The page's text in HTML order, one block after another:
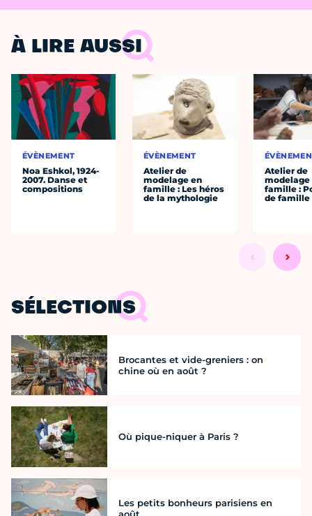
À LIRE AUSSI
ÉVÈNEMENT
Noa Eshkol, 1924-
2007. Danse et
compositions
ÉVÈNEMENT
Atelier de
modelage en
famille : Les héros
de la mythologie
Atelier de
modelage
famille :
de famille
SÉLECTIONS
Brocantes et vide-greniers : on
chine où en août ?
Où pique-niquer à Paris ?
Les petits bonheurs parisiens en
août